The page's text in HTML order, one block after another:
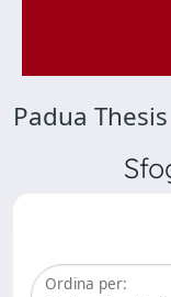
Padua
Ordina per: